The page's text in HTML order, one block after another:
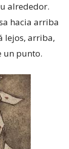
alrededor.
hacia arriba
lejos, arriba,
un punto.